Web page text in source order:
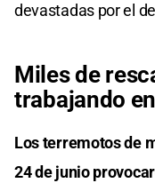
devastadas por el
Miles de
trabajando
Los terremotos de
24 de junio